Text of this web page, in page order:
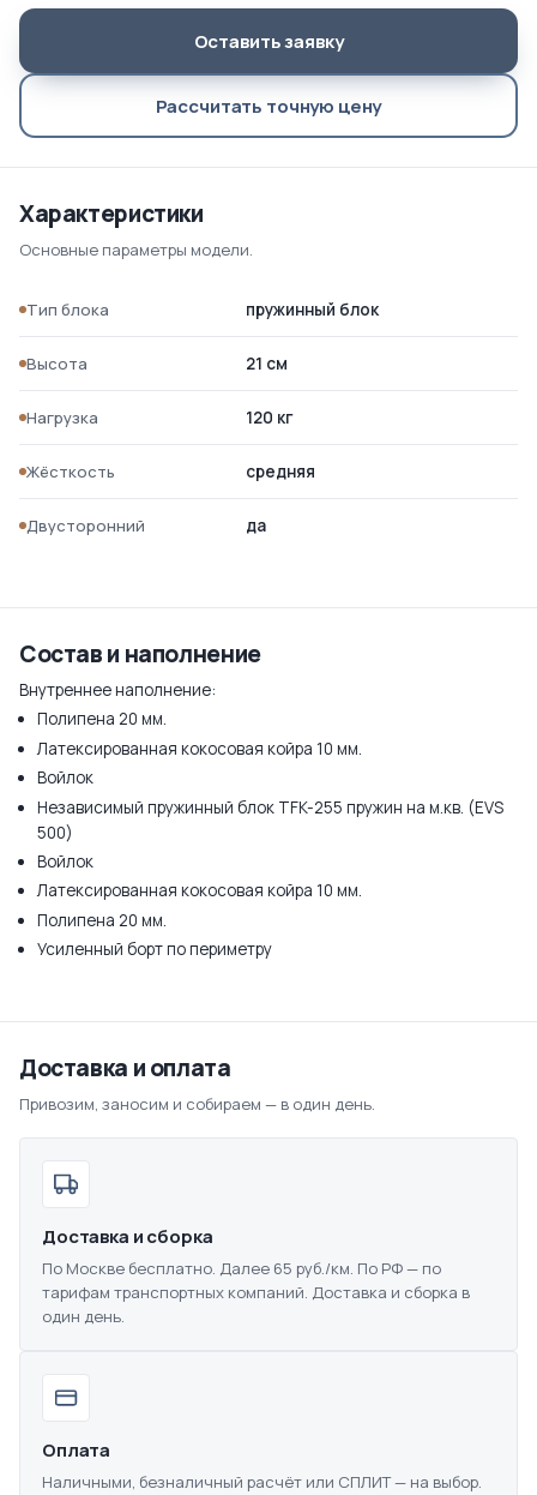
Оставить заявку
Рассчитать точную цену
Характеристики
Основные параметры модели.
Тип блока пружинный блок
Высота 21 см
Нагрузка 120 кг
Жёсткость средняя
Двусторонний да
Состав и наполнение
Внутреннее наполнение:
Полипена 20 мм.
Латексированная кокосовая койра 10 мм.
Войлок
Независимый пружинный блок TFK-255 пружин на м.кв. (EVS
500)
Войлок
Латексированная кокосовая койра 10 мм.
Полипена 20 мм.
Усиленный борт по периметру
Доставка и оплата
Привозим, заносим и собираем — в один день.
Доставка и сборка
По Москве бесплатно. Далее 65 руб./км. По РФ — по
тарифам транспортных компаний. Доставка и сборка в
один день.
Оплата
Наличными, безналичный расчёт или СПЛИТ — на выбор.